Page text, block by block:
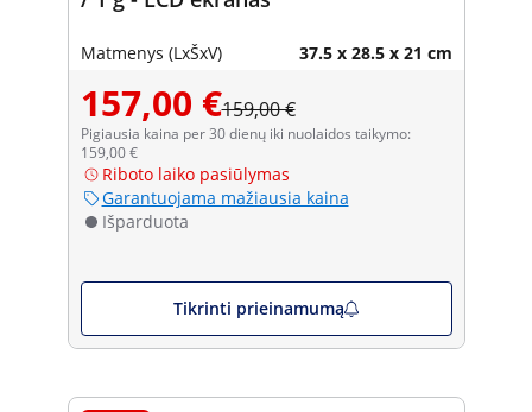
Matmenys (LxŠxV) 37.5 x 28.5 x 21 cm
157,00 €159,00 €
Pigiausia kaina per 30 dienų iki nuolaidos taikymo:
159,00 €
Riboto laiko pasiūlymas
Garantuojama mažiausia kaina
Išparduota
Tikrinti prieinamumą